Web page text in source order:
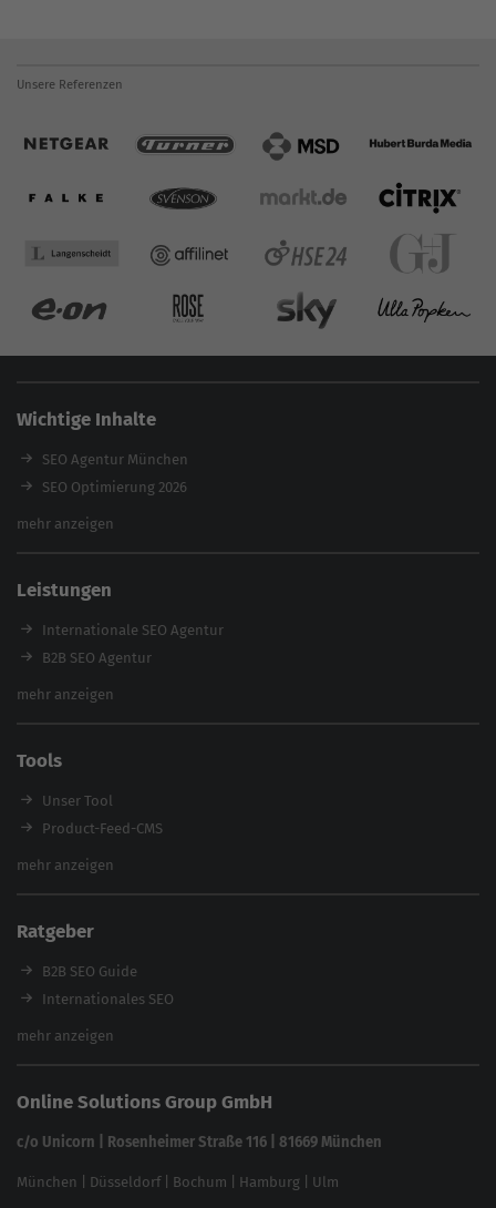
Unsere Referenzen
Wichtige Inhalte
SEO Agentur München
SEO Optimierung 2026
Backlink-Audit 2026
Referenzen
E-Books
Magazin
mehr anzeigen
Leistungen
Internationale SEO Agentur
B2B SEO Agentur
Inhouse SEO Agentur
Enterprise SEO Agentur
Workshops
mehr anzeigen
Tools
Unser Tool
Product-Feed-CMS
Website Analyse
Backlink-Check
Ladezeiten-Check
Brand Protection Tool
Website SEO Check
feed2content.ai
mehr anzeigen
Ratgeber
B2B SEO Guide
Internationales SEO
eCommerce SEO
In ChatGPT gefunden werden
Linkbuilding 2025
Local SEO
mehr anzeigen
Online Solutions Group GmbH
c/o Unicorn | Rosenheimer Straße 116 | 81669 München
München Düsseldorf| Bochum Hamburg Ulm